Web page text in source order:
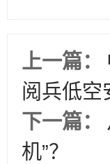
上一篇：
阅兵低空
下一篇：
机”？